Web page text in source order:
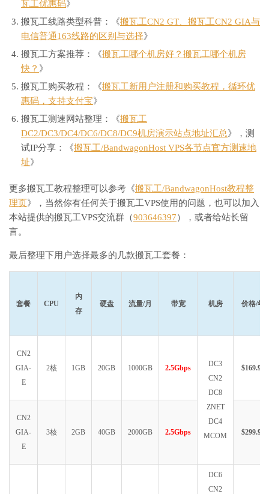
瓦工优惠码》
搬瓦工线路类型科普：《搬瓦工CN2 GT、搬瓦工CN2 GIA与
电信普通163线路的区别与选择》
搬瓦工方案推荐：《搬瓦工哪个机房好？搬瓦工哪个机房
快？ 》
搬瓦工购买教程：《搬瓦工新用户注册和购买教程，循环优
惠码，支持支付宝》
搬瓦工测速网站整理：《搬瓦工
DC2/DC3/DC4/DC6/DC8/DC9机房演示站点地址汇总》，测
试IP分享：《搬瓦工/BandwagonHost VPS各节点官方测速地
址》
更多搬瓦工教程整理可以参考《搬瓦工/BandwagonHost教程整
理页》，当然你有任何关于搬瓦工VPS使用的问题，也可以加入
本站提供的搬瓦工VPS交流群（903646397），或者给站长留
言。
最后整理下用户选择最多的几款搬瓦工套餐：
套餐 CPU
内
存
硬盘 流量/月 带宽 机房 价格/年
CN2
GIA-
E
2核 1GB 20GB 1000GB 2.5Gbps
DC3
CN2
DC8
ZNET
DC4
MCOM
$169.99
CN2
GIA-
E
3核 2GB 40GB 2000GB 2.5Gbps $299.99
DC6
CN2